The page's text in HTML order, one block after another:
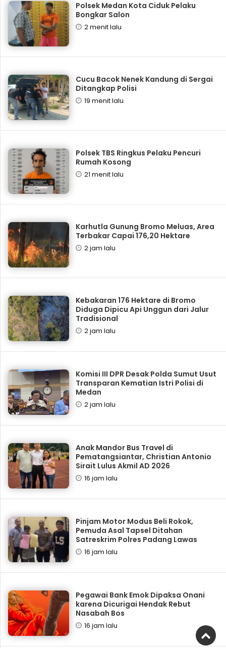
Polsek Medan Kota Ciduk Pelaku
Bongkar Salon
2 menit lalu
Cucu Bacok Nenek Kandung di Sergai
Ditangkap Polisi
19 menit lalu
Polsek TBS Ringkus Pelaku Pencuri
Rumah Kosong
21 menit lalu
Karhutla Gunung Bromo Meluas, Area
Terbakar Capai 176,20 Hektare
2 jam lalu
Kebakaran 176 Hektare di Bromo
Diduga Dipicu Api Unggun dari Jalur
Tradisional
2 jam lalu
Komisi III DPR Desak Polda Sumut Usut
Transparan Kematian Istri Polisi di
Medan
2 jam lalu
Anak Mandor Bus Travel di
Pematangsiantar, Christian Antonio
Sirait Lulus Akmil AD 2026
16 jam lalu
Pinjam Motor Modus Beli Rokok,
Pemuda Asal Tapsel Ditahan
Satreskrim Polres Padang Lawas
16 jam lalu
Pegawai Bank Emok Dipaksa Onani
karena Dicurigai Hendak Rebut
Nasabah Bos
16 jam lalu